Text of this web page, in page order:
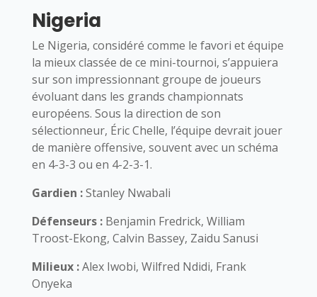
Nigeria
Le Nigeria, considéré comme le favori et équipe
la mieux classée de ce mini-tournoi, s’appuiera
sur son impressionnant groupe de joueurs
évoluant dans les grands championnats
européens. Sous la direction de son
sélectionneur, Éric Chelle, l’équipe devrait jouer
de manière offensive, souvent avec un schéma
en 4-3-3 ou en 4-2-3-1.
Gardien :Stanley Nwabali
Défenseurs : Benjamin Fredrick, William
Troost-Ekong, Calvin Bassey, Zaidu Sanusi
Milieux :Alex Iwobi, Wilfred Ndidi, Frank
Onyeka